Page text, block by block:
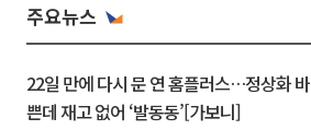
주요뉴스
22일 만에 다시 문 연 홈플러스…정상화 바
쁜데 재고 없어 ‘발동동’[가보니]